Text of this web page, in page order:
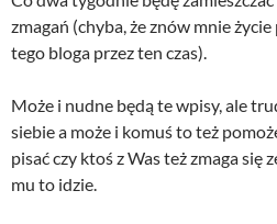
zmagań (chyba, że znów mnie
tego bloga przez ten czas).
Może i nudne będą te wpisy, ale
siebie a może i komuś to też
pisać czy ktoś z Was też zmaga się
mu to idzie.